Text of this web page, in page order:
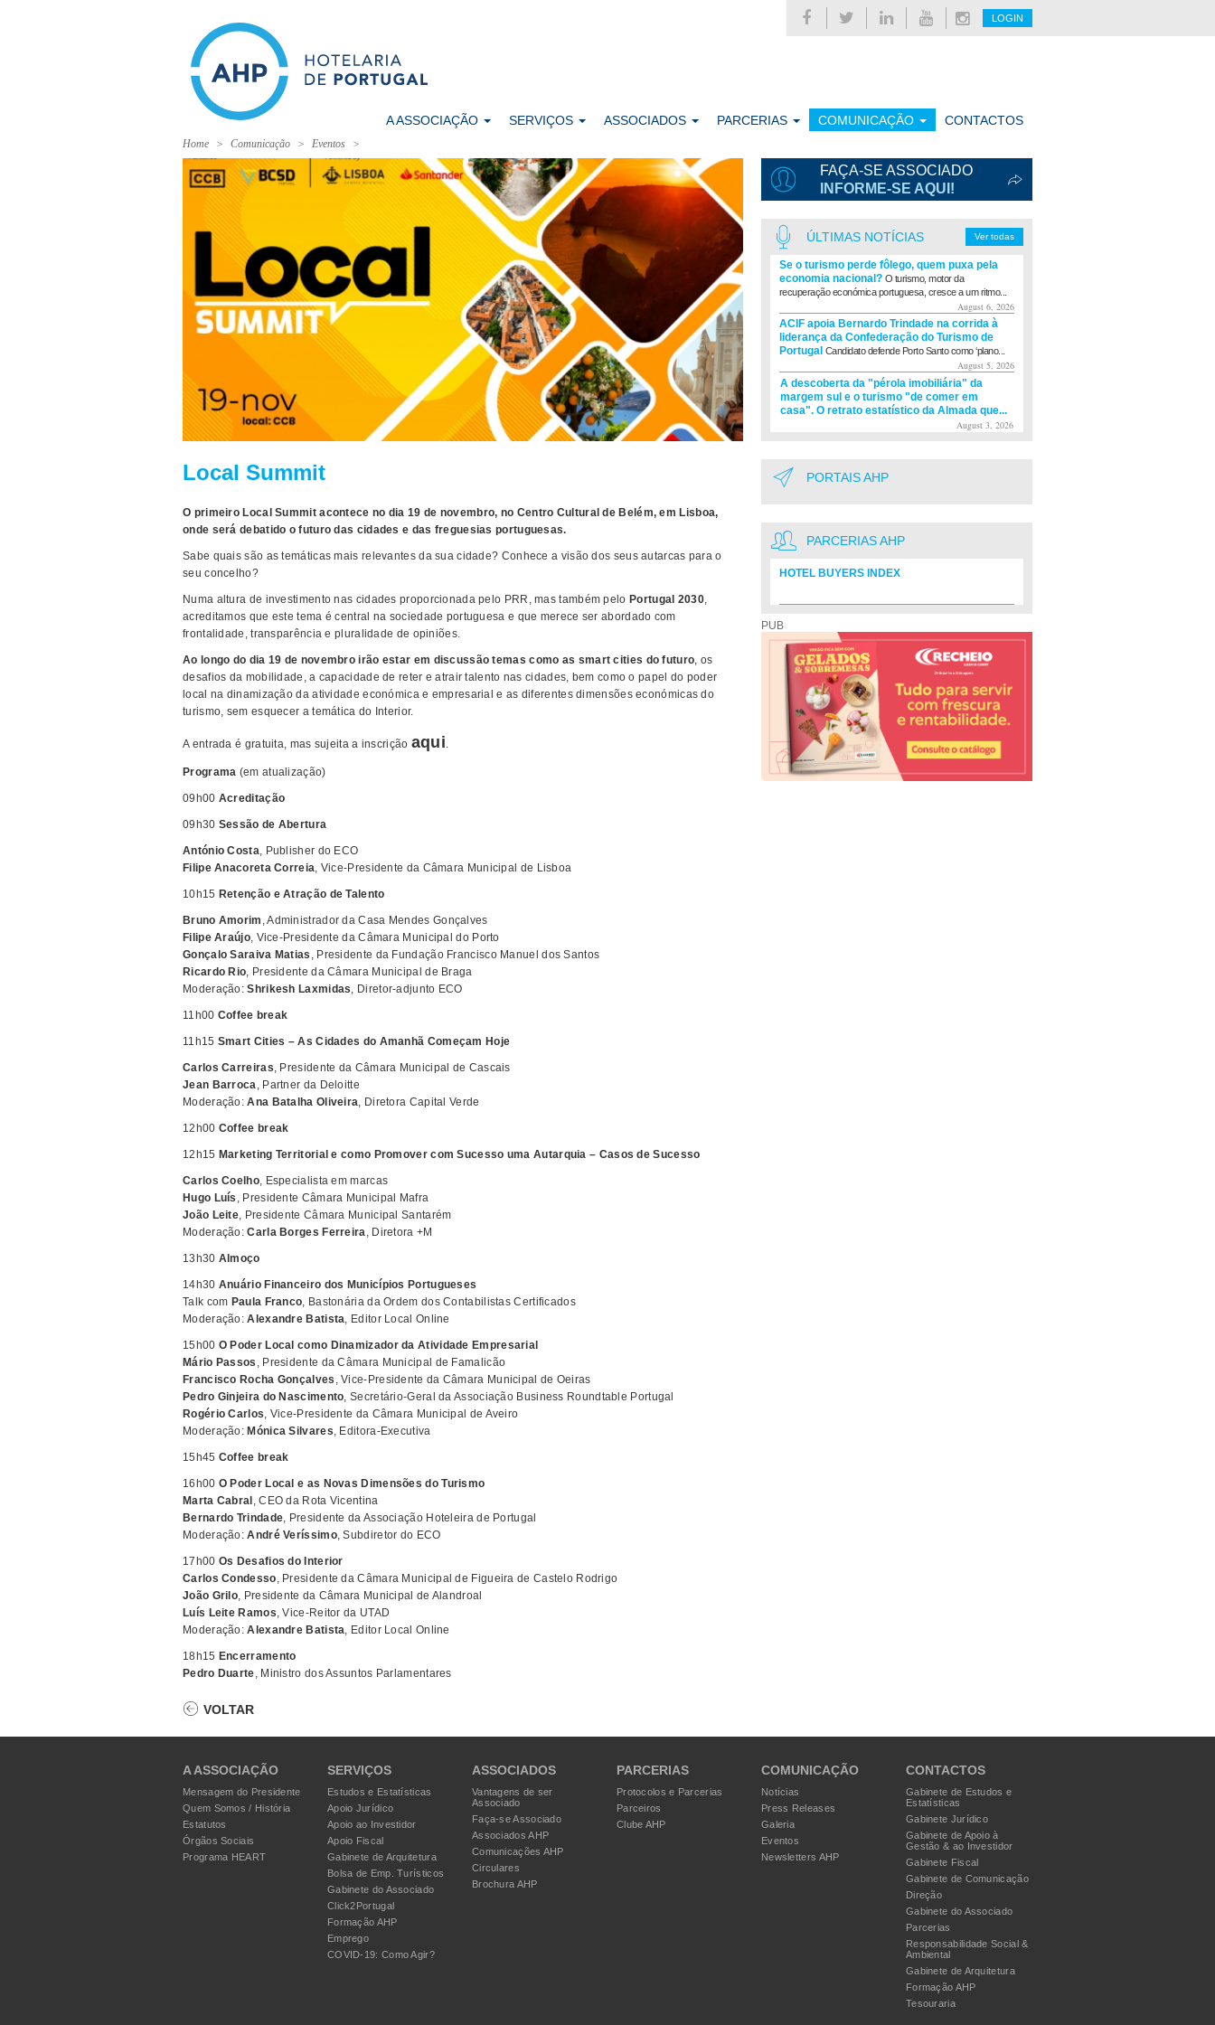
LOGIN
A ASSOCIAÇÃO SERVIÇOS ASSOCIADOS PARCERIAS COMUNICAÇÃO CONTACTOS
Home Comunicação Eventos
Local Summit
O primeiro Local Summit acontece no dia 19 de novembro, no Centro Cultural de Belém, em Lisboa,
onde será debatido o futuro das cidades e das freguesias portuguesas.
Sabe quais são as temáticas mais relevantes da sua cidade? Conhece a visão dos seus autarcas para o
seu concelho?
Numa altura de investimento nas cidades proporcionada pelo PRR, mas também pelo Portugal 2030,
acreditamos que este tema é central na sociedade portuguesa e que merece ser abordado com
frontalidade, transparência e pluralidade de opiniões.
Ao longo do dia 19 de novembro irão estar em discussão temas como as smart cities do futuro, os
desafios da mobilidade, a capacidade de reter e atrair talento nas cidades, bem como o papel do poder
local na dinamização da atividade económica e empresarial e as diferentes dimensões económicas do
turismo, sem esquecer a temática do Interior.
A entrada é gratuita, mas sujeita a inscrição aqui.
Programa (em atualização)
09h00 Acreditação
09h30 Sessão de Abertura
António Costa, Publisher do ECO
Filipe Anacoreta Correia, Vice-Presidente da Câmara Municipal de Lisboa
10h15 Retenção e Atração de Talento
Bruno Amorim , Administrador da Casa Mendes Gonçalves
Filipe Araújo, Vice-Presidente da Câmara Municipal do Porto
Gonçalo Saraiva Matias , Presidente da Fundação Francisco Manuel dos Santos
Ricardo Rio, Presidente da Câmara Municipal de Braga
Moderação:Shrikesh Laxmidas, Diretor-adjunto ECO
11h00 Coffee break
11h15 Smart Cities – As Cidades do Amanhã Começam Hoje
Carlos Carreiras, Presidente da Câmara Municipal de Cascais
Jean Barroca, Partner da Deloitte
Moderação:Ana Batalha Oliveira, Diretora Capital Verde
12h00 Coffee break
12h15 Marketing Territorial e como Promover com Sucesso uma Autarquia – Casos de Sucesso
Carlos Coelho, Especialista em marcas
Hugo Luís , Presidente Câmara Municipal Mafra
João Leite, Presidente Câmara Municipal Santarém
Moderação:Carla Borges Ferreira, Diretora +M
13h30 Almoço
14h30 Anuário Financeiro dos Municípios Portugueses
Talk com Paula Franco, Bastonária da Ordem dos Contabilistas Certificados
Moderação:Alexandre Batista, Editor Local Online
15h00 O Poder Local como Dinamizador da Atividade Empresarial
Mário Passos , Presidente da Câmara Municipal de Famalicão
Francisco Rocha Gonçalves , Vice-Presidente da Câmara Municipal de Oeiras
Pedro Ginjeira do Nascimento, Secretário-Geral da Associação Business Roundtable Portugal
Rogério Carlos, Vice-Presidente da Câmara Municipal de Aveiro
Moderação: Mónica Silvares, Editora-Executiva
15h45 Coffee break
16h00 O Poder Local e as Novas Dimensões do Turismo
Marta Cabral , CEO da Rota Vicentina
Bernardo Trindade, Presidente da Associação Hoteleira de Portugal
Moderação:André Veríssimo, Subdiretor do ECO
17h00 Os Desafios do Interior
Carlos Condesso, Presidente da Câmara Municipal de Figueira de Castelo Rodrigo
João Grilo, Presidente da Câmara Municipal de Alandroal
Luís Leite Ramos, Vice-Reitor da UTAD
Moderação:Alexandre Batista, Editor Local Online
18h15 Encerramento
Pedro Duarte, Ministro dos Assuntos Parlamentares
VOLTAR
FAÇA-SE ASSOCIADO
INFORME-SE AQUI!
Ver todas
ÚLTIMAS NOTÍCIAS
Se o turismo perde fôlego, quem puxa pela
economia nacional? O turismo, motor da
recuperação económica portuguesa, cresce a um ritmo...
August 6, 2026
ACIF apoia Bernardo Trindade na corrida à
liderança da Confederação do Turismo de
Portugal Candidato defende Porto Santo como ‘plano...
August 5, 2026
A descoberta da "pérola imobiliária" da
margem sul e o turismo "de comer em
casa". O retrato estatístico da Almada que...
August 3, 2026
PORTAIS AHP
PARCERIAS AHP
HOTEL BUYERS INDEX
PUB
A ASSOCIAÇÃO
Mensagem do Presidente
Quem Somos / História
Estatutos
Órgãos Sociais
Programa HEART
SERVIÇOS
Estudos e Estatísticas
Apoio Jurídico
Apoio ao Investidor
Apoio Fiscal
Gabinete de Arquitetura
Bolsa de Emp. Turísticos
Gabinete do Associado
Click2Portugal
Formação AHP
Emprego
COVID-19: Como Agir?
ASSOCIADOS
Vantagens de ser
Associado
Faça-se Associado
Associados AHP
Comunicações AHP
Circulares
Brochura AHP
PARCERIAS
Protocolos e Parcerias
Parceiros
Clube AHP
COMUNICAÇÃO
Notícias
Press Releases
Galeria
Eventos
Newsletters AHP
CONTACTOS
Gabinete de Estudos e
Estatísticas
Gabinete Jurídico
Gabinete de Apoio à
Gestão & ao Investidor
Gabinete Fiscal
Gabinete de Comunicação
Direção
Gabinete do Associado
Parcerias
Responsabilidade Social &
Ambiental
Gabinete de Arquitetura
Formação AHP
Tesouraria